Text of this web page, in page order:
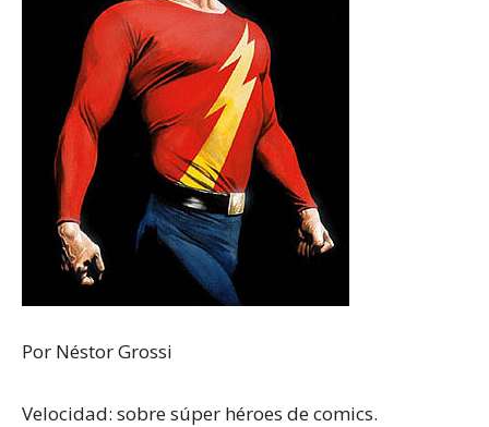
Por Néstor Grossi
Velocidad: sobre súper héroes de comics.